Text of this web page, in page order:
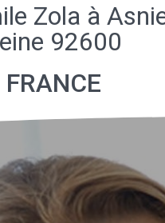
Zola à
92600
FRANCE